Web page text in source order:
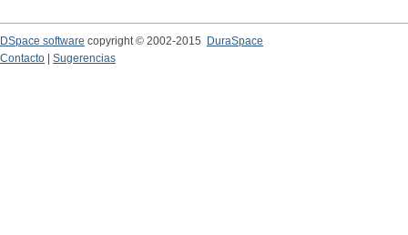
DSpace software copyright © 2002-2015
DuraSpace
Contacto
Sugerencias